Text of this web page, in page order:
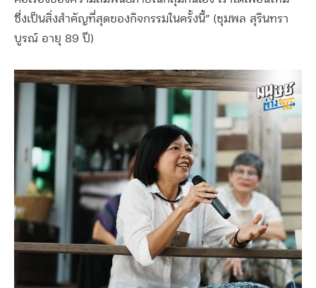
ซึ่งเป็นสิ่งสำคัญที่สุดของกิจกรรมในครั้งนี้” (ชุมพล สุรินทรา
บูรณ์ อายุ 89 ปี)